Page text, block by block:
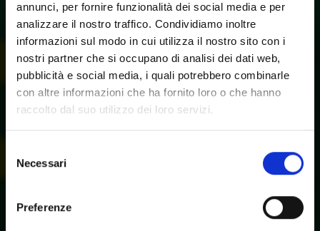
annunci, per fornire funzionalità dei social media e per
analizzare il nostro traffico. Condividiamo inoltre
informazioni sul modo in cui utilizza il nostro sito con i
nostri partner che si occupano di analisi dei dati web,
pubblicità e social media, i quali potrebbero combinarle
con altre informazioni che ha fornito loro o che hanno
raccolto dal suo utilizzo dei loro servizi.
delNecessari
Preferenze